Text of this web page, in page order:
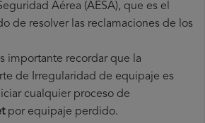
Aérea (AESA), que es el
de resolver las reclamaciones de los
importante recordar que la
de Irregularidad de equipaje es
cualquier proceso de
por equipaje perdido.